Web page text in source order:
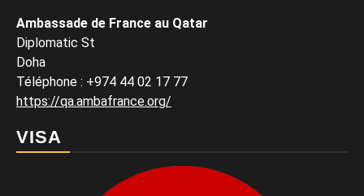
Ambassade de France au Qatar
Diplomatic St
Doha
Téléphone : +974 44 02 17 77
https://qa.ambafrance.org/
VISA